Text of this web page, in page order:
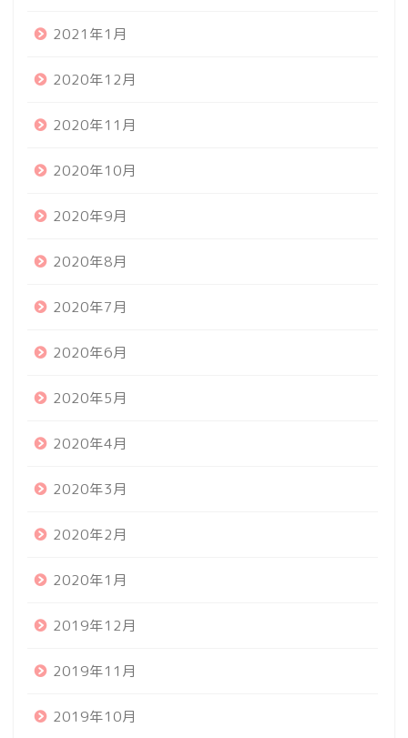
2021年1月
2020年12月
2020年11月
2020年10月
2020年9月
2020年8月
2020年7月
2020年6月
2020年5月
2020年4月
2020年3月
2020年2月
2020年1月
2019年12月
2019年11月
2019年10月